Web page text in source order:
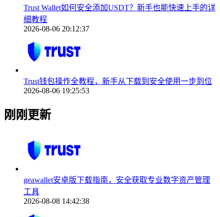
Trust Wallet如何安全添加USDT？新手也能快速上手的详
细教程
2026-08-06 20:12:37
Trust钱包操作全教程，新手从下载到安全使用一步到位
2026-08-06 19:25:53
刚刚更新
geawallet安卓版下载指南，安全获取专业数字资产管理
工具
2026-08-08 14:42:38